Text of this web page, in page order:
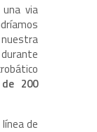
via
200
de